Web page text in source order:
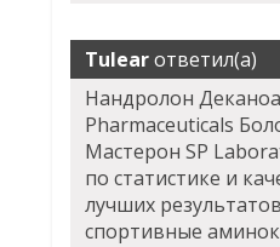
Tulearответил(а)
Нандролон
Pharmaceuticals
Мастерон SP
по статистике и
лучших
спортивные